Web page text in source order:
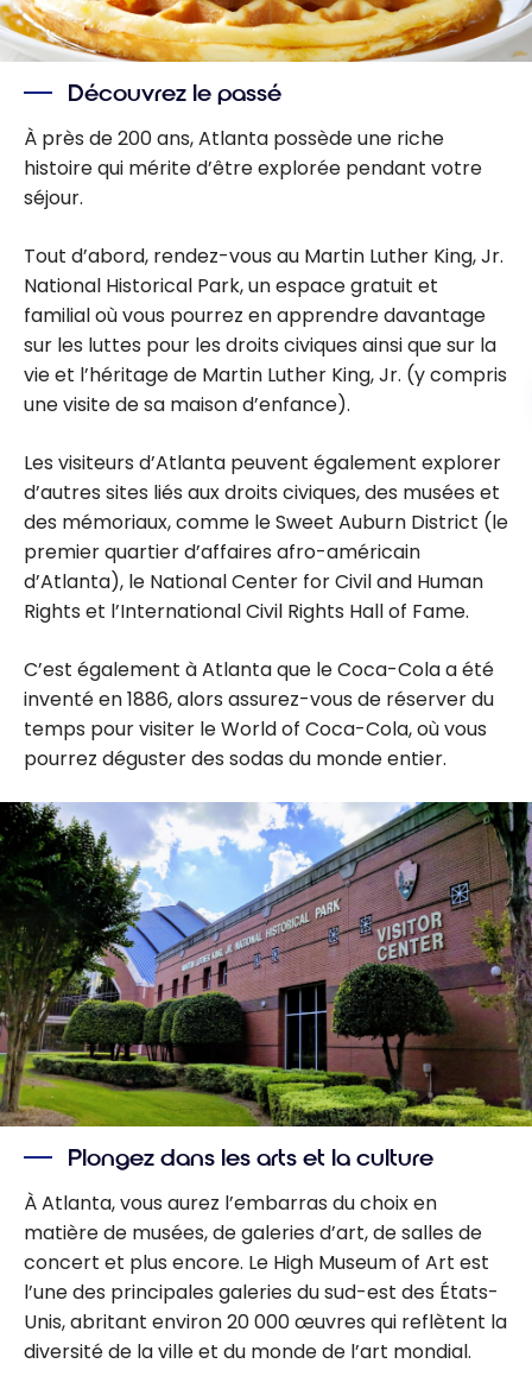
Découvrez le passé
À près de 200 ans, Atlanta possède une riche
histoire qui mérite d’être explorée pendant votre
séjour.
Tout d’abord, rendez-vous au Martin Luther King, Jr.
National Historical Park, un espace gratuit et
familial où vous pourrez en apprendre davantage
sur les luttes pour les droits civiques ainsi que sur la
vie et l’héritage de Martin Luther King, Jr. (y compris
une visite de sa maison d’enfance).
Les visiteurs d’Atlanta peuvent également explorer
d’autres sites liés aux droits civiques, des musées et
des mémoriaux, comme le Sweet Auburn District (le
premier quartier d’affaires afro-américain
d’Atlanta), le National Center for Civil and Human
Rights et l’International Civil Rights Hall of Fame.
C’est également à Atlanta que le Coca-Cola a été
inventé en 1886, alors assurez-vous de réserver du
temps pour visiter le World of Coca-Cola, où vous
pourrez déguster des sodas du monde entier.
Plongez dans les arts et la culture
À Atlanta, vous aurez l’embarras du choix en
matière de musées, de galeries d’art, de salles de
concert et plus encore. Le High Museum of Art est
l’une des principales galeries du sud-est des États-
Unis, abritant environ 20 000 œuvres qui reflètent la
diversité de la ville et du monde de l’art mondial.